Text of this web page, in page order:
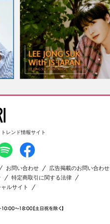
レンド情報サイト
お問い合わせ
広告掲載のお問い合わせ
特定商取引に関する法律
ルサイト